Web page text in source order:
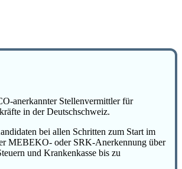
anerkannter Stellenvermittler für
in der Deutschschweiz.
bei allen Schritten zum Start im
MEBEKO- oder SRK-Anerkennung über
und Krankenkasse bis zu